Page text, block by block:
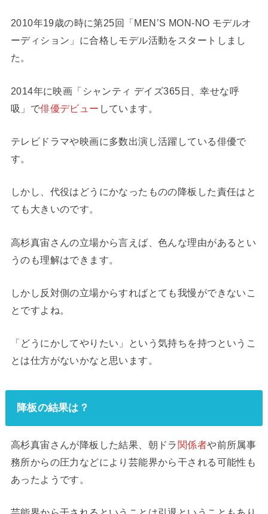
2010年19歳の時に第25回「MEN’S MON-NO モデルオ
ーディション」に合格しモデル活動をスタートしまし
た。
2014年に映画「シャンティ デイズ365日、幸せな呼
吸」で俳優デビュー しています。
テレビドラマや映画に多数出演し活躍している俳優で
す。
しかし、代役はどうにかなったものの降板した責任はと
ても大きいのです。
高杉真宙さんの立場から言えば、色んな理由があるとい
うのも理解はできます。
しかし反対側の立場からすればとても我慢ができないこ
とですよね。
「どうにかしてやりたい」という気持ちを持つというこ
とは仕方がないかなと思います。
降板の結果は？
高杉真宙さんが降板した結果、朝ドラ関係者や前所属事
務所からの圧力などにより芸能界から干される可能性も
あったようです。